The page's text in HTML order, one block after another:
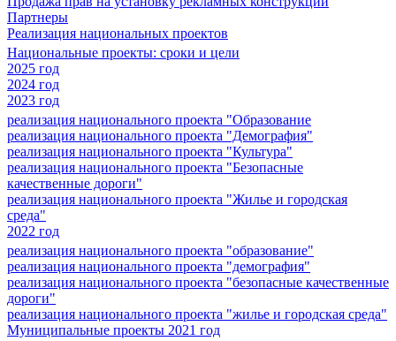
Партнеры
Реализация национальных проектов
Национальные проекты: сроки и цели
2025 год
2024 год
2023 год
реализация национального проекта "Образование
реализация национального проекта "Демография"
реализация национального проекта "Культура"
реализация национального проекта "Безопасные
качественные дороги"
реализация национального проекта "Жилье и городская
среда"
2022 год
реализация национального проекта "образование"
реализация национального проекта "демография"
реализация национального проекта "безопасные качественные
дороги"
реализация национального проекта "жилье и городская среда"
Муниципальные проекты 2021 год